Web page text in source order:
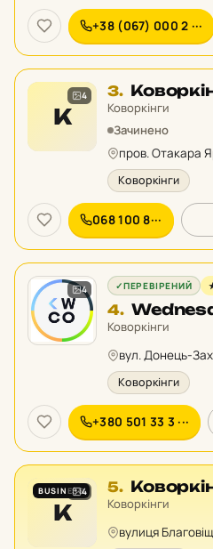
+38 (067) 000 2 ···
К
4 3. Місце
3
у
Коворкінги
Зачинено
пров. Отакара
Коворкінги
068 100 8···
4 ✓ПЕРЕВІРЕНИЙ
4. Місце
4
Коворкінги
вул. Донець-
Коворкінги
+380 501 33 3 ···
К
BUSINESS4 5. Місце
5
Коворкінги
вулиця